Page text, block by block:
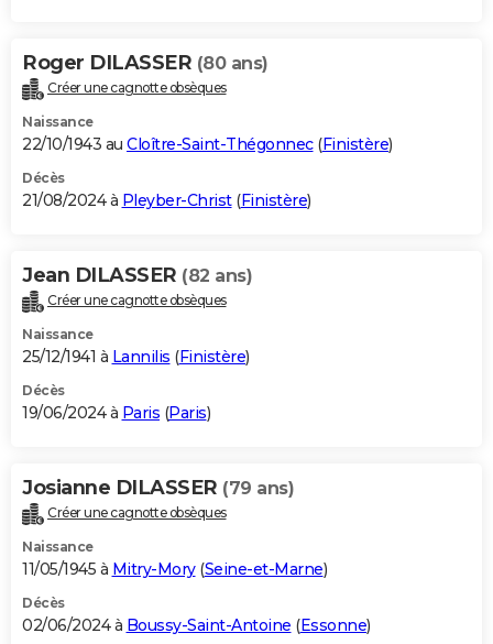
Roger DILASSER (80 ans)
Créer une cagnotte obsèques
Naissance
22/10/1943 au Cloître-Saint-Thégonnec(Finistère)
Décès
21/08/2024 à Pleyber-Christ(Finistère)
Jean DILASSER (82 ans)
Créer une cagnotte obsèques
Naissance
25/12/1941 à Lannilis (Finistère)
Décès
19/06/2024 à Paris (Paris)
Josianne DILASSER (79 ans)
Créer une cagnotte obsèques
Naissance
11/05/1945 à Mitry-Mory(Seine-et-Marne)
Décès
02/06/2024 à Boussy-Saint-Antoine (Essonne)